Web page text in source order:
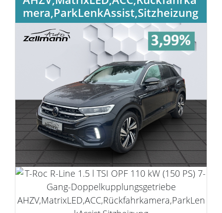
mera,ParkLenkAssist,Sitzheizung